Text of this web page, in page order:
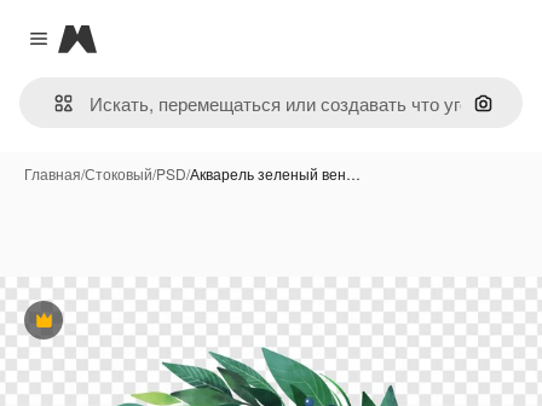
Close menu
Magnific
Поиск
Главная/Стоковый/PSD/Акварель зеленый вен…
Премиум